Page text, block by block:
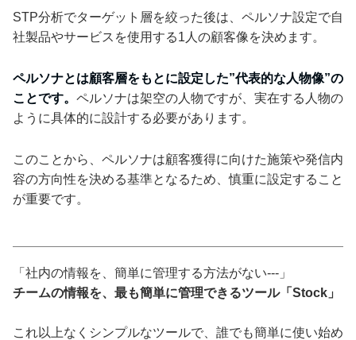
STP分析でターゲット層を絞った後は、ペルソナ設定で自
社製品やサービスを使用する1人の顧客像を決めます。
ペルソナとは顧客層をもとに設定した”代表的な人物像”の
ことです。 ペルソナは架空の人物ですが、実在する人物の
ように具体的に設計する必要があります。
このことから、ペルソナは顧客獲得に向けた施策や発信内
容の方向性を決める基準となるため、慎重に設定すること
が重要です。
「社内の情報を、簡単に管理する方法がない---」
チームの情報を、最も簡単に管理できるツール「Stock」
これ以上なくシンプルなツールで、誰でも簡単に使い始め